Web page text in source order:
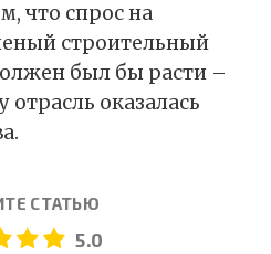
что спрос на
строительный
был бы расти –
оказалась
СТАТЬЮ
5.0